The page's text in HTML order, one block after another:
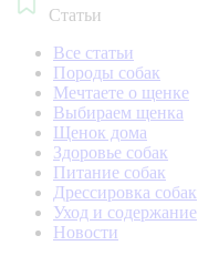
Статьи
Все статьи
Породы собак
Мечтаете о щенке
Выбираем щенка
Щенок дома
Здоровье собак
Питание собак
Дрессировка собак
Уход и содержание
Новости